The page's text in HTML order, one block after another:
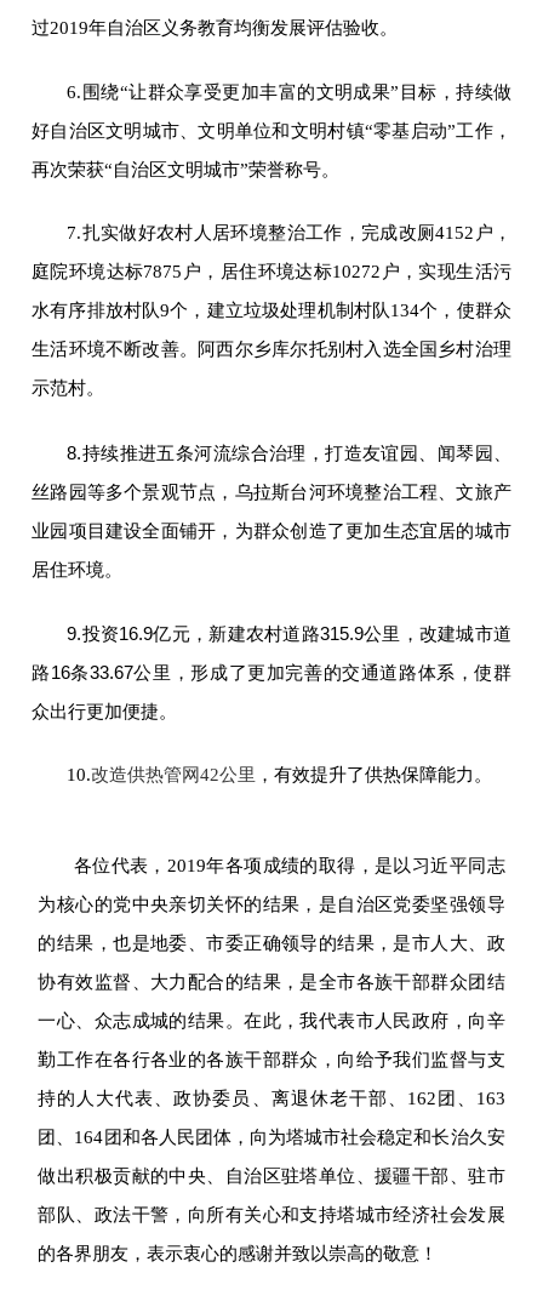
过2019年自治区义务教育均衡发展评估验收。
6.围绕“让群众享受更加丰富的文明成果”目标 ，持续做
好自治区文明城市、文明单位和文明村镇“零基启动”工作，
再次荣获“自治区文明城市”荣誉称号。
7.扎实做好农村人居环境整治工作， 完成改厕4152户，
庭院环境达标7875户，居住环境达标10272户，实现生活污
水有序排放村队9个，建立垃圾处理机制村队134个， 使群众
生活环境不断改善。阿西尔乡库尔托别村入选全国乡村治理
示范村。
8.持续推进五条河流综合治理，打造友谊园、闻琴园、
丝路园等多个景观节点，乌拉斯台河环境整治工程、文旅产
业园项目建设全面铺开，为群众创造了更加生态宜居的城市
居住环境。
9.投资16.9亿元，新建农村道路315.9公里，改建城市道
路16条33.67公里，形成了更加完善的交通道路体系，使群
众出行更加便捷。
10.改造供热管网42公里 ，有效提升了供热保障能力。
各位代表，2019年各项成绩的取得，是以习近平同志
为核心的党中央亲切关怀的结果，是自治区党委坚强领导
的结果，也是地委、市委正确领导的结果，是市人大、政
协有效监督、大力配合的结果，是全市各族干部群众团结
一心、众志成城的结果。在此，我代表市人民政府，向辛
勤工作在各行各业的各族干部群众，向给予我们监督与支
持的人大代表、政协委员、离退休老干部、162团、163
团、164团和各人民团体，向为塔城市社会稳定和长治久安
做出积极贡献的中央、自治区驻塔单位、援疆干部、驻市
部队、政法干警，向所有关心和支持塔城市经济社会发展
的各界朋友，表示衷心的感谢并致以崇高的敬意！